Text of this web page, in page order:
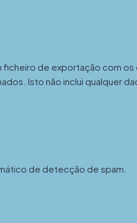
de exportação com
Isto não inclui qualquer
de detecção de spam.